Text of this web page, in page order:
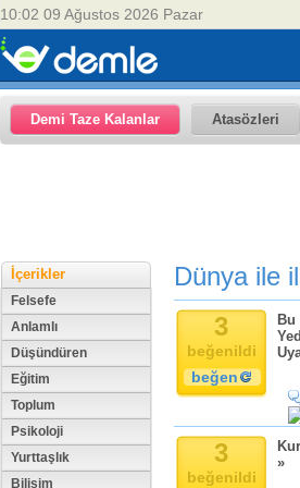
10:02 09 Ağustos 2026 Pazar
Demi Taze Kalanlar Atasözleri
İçerikler
Felsefe
Anlamlı
Düşündüren
Eğitim
Toplum
Psikoloji
Yurttaşlık
Bilişim
Dünya ile
3
beğenildi
beğen
3
beğenildi
»